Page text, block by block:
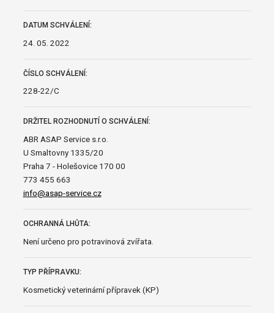
DATUM SCHVÁLENÍ:
24. 05. 2022
ČÍSLO SCHVÁLENÍ:
228-22/C
DRŽITEL ROZHODNUTÍ O SCHVÁLENÍ:
ABR ASAP Service s.r.o.
U Smaltovny 1335/20
Praha 7 - Holešovice 170 00
773 455 663
info@asap-service.cz
OCHRANNÁ LHŮTA:
Není určeno pro potravinová zvířata.
TYP PŘÍPRAVKU:
Kosmetický veterinární přípravek (KP)